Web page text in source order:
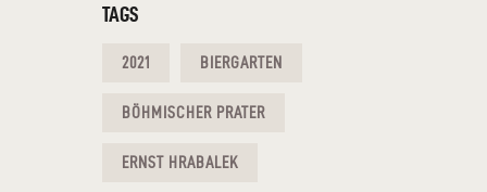
TAGS
2021 BIERGARTEN
BÖHMISCHER PRATER
ERNST HRABALEK